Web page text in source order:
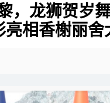
，龙狮贺岁
相香榭丽舍